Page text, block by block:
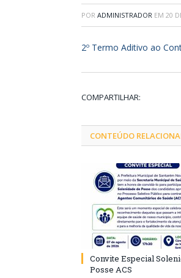
POR ADMINISTRADOR EM 20
2º Termo Aditivo ao
COMPARTILHAR:
CONTEÚDO
Convite Especial
Posse ACS